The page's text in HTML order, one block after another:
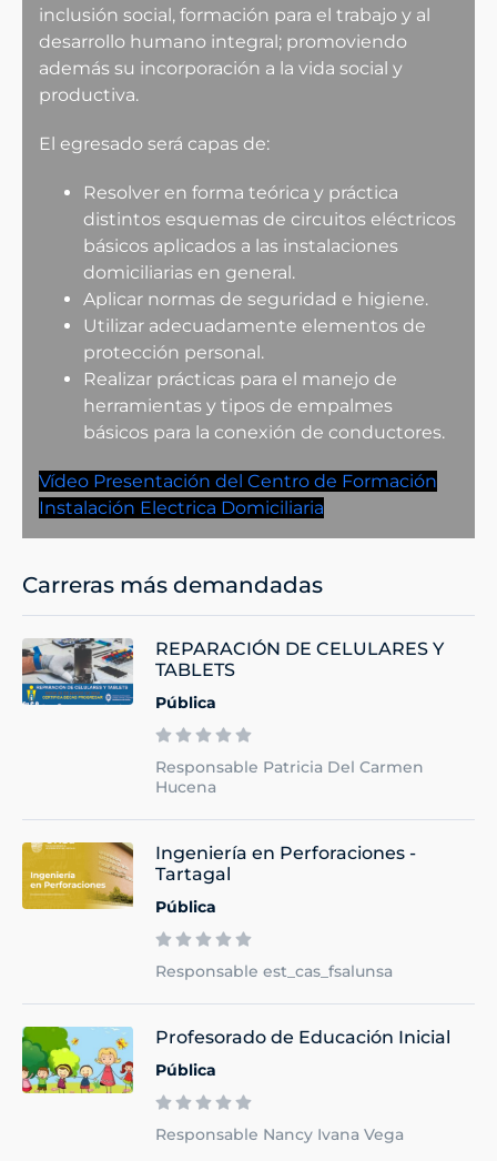
inclusión social, formación para el trabajo y al
desarrollo humano integral; promoviendo
además su incorporación a la vida social y
productiva.
El egresado será capas de:
Resolver en forma teórica y práctica
distintos esquemas de circuitos eléctricos
básicos aplicados a las instalaciones
domiciliarias en general.
Aplicar normas de seguridad e higiene.
Utilizar adecuadamente elementos de
protección personal.
Realizar prácticas para el manejo de
herramientas y tipos de empalmes
básicos para la conexión de conductores.
Vídeo Presentación del Centro de Formación
Instalación Electrica Domiciliaria
Carreras más demandadas
REPARACIÓN DE CELULARES Y
TABLETS
Pública
Responsable Patricia Del Carmen
Hucena
Ingeniería en Perforaciones -
Tartagal
Pública
Responsable est_cas_fsalunsa
Profesorado de Educación Inicial
Pública
Responsable Nancy Ivana Vega